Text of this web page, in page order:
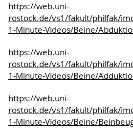
https://web.uni-
rostock.de/vs1/fakult/philfak/
1-Minute-Videos/Beine/
https://web.uni-
rostock.de/vs1/fakult/philfak/
1-Minute-Videos/Beine/
https://web.uni-
rostock.de/vs1/fakult/philfak/
1-Minute-Videos/Beine/